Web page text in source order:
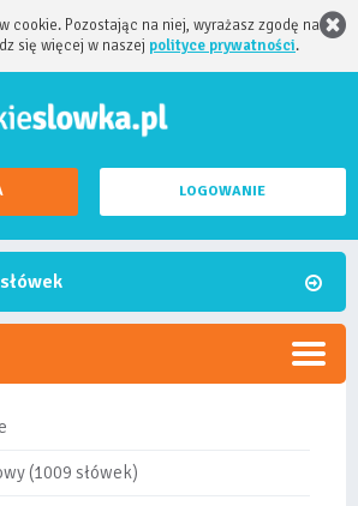
cookie. Pozostając na niej, wyrażasz zgodę na
się więcej w naszej polityce prywatności.
LOGOWANIE
(1009 słówek)